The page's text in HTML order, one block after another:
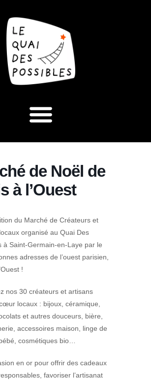
de Noël de
à l’Ouest
du Marché de Créateurs et
organisé au Quai Des
à Saint-Germain-en-Laye par le
adresses de l’ouest parisien,
!
nos 30 créateurs et artisans
locaux : bijoux, céramique,
et autres douceurs, bière,
accessoires maison, linge de
cosmétiques bio…
en or pour offrir des cadeaux
favoriser l’artisanat